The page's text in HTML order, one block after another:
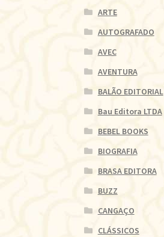
ARTE
AUTOGRAFADO
AVEC
AVENTURA
BALÃO EDITORIAL
Bau Editora LTDA
BEBEL BOOKS
BIOGRAFIA
BRASA EDITORA
BUZZ
CANGAÇO
CLÁSSICOS